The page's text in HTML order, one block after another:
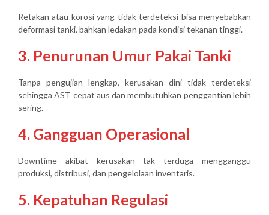
Retakan atau korosi yang tidak terdeteksi bisa menyebabkan
deformasi tanki, bahkan ledakan pada kondisi tekanan tinggi.
3. Penurunan Umur Pakai Tanki
Tanpa pengujian lengkap, kerusakan dini tidak terdeteksi
sehingga AST cepat aus dan membutuhkan penggantian lebih
sering.
4. Gangguan Operasional
Downtime akibat kerusakan tak terduga mengganggu
produksi, distribusi, dan pengelolaan inventaris.
5. Kepatuhan Regulasi